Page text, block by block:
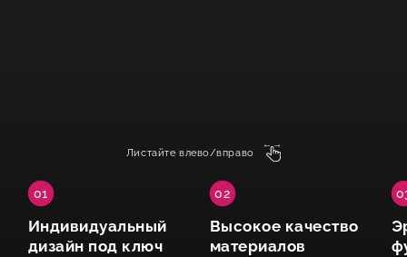
Листайте влево/вправо
01
Индивидуальный
дизайн под ключ
02
Высокое качество
материалов